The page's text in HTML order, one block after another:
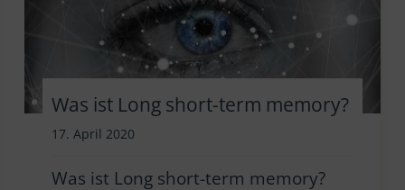
Was ist Long short-term memory?
17. April 2020
Was ist Long short-term memory?